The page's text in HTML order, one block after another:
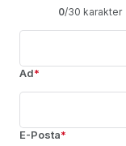
0/30 karakter
Ad*
E-Posta*